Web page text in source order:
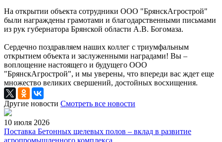
На открытии объекта сотрудники ООО "БрянскАгрострой"
были награждены грамотами и благодарственными письмами
из рук губернатора Брянской области А.В. Богомаза.
Сердечно поздравляем наших коллег с триумфальным
открытием объекта и заслуженными наградами! Вы –
воплощение настоящего и будущего ООО
"БрянскАгрострой", и мы уверены, что впереди вас ждет еще
множество великих свершений, достойных восхищения.
Другие новости Cмотреть все новости
10 июля 2026
Поставка Бетонных щелевых полов – вклад в развитие